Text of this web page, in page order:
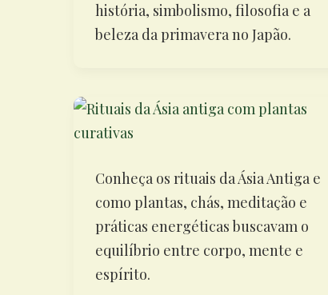
história, simbolismo, filosofia e a
beleza da primavera no Japão.
Conheça os rituais da Ásia Antiga e
como plantas, chás, meditação e
práticas energéticas buscavam o
equilíbrio entre corpo, mente e
espírito.